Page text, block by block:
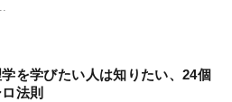
を学びたい人は知りたい、24個
法則